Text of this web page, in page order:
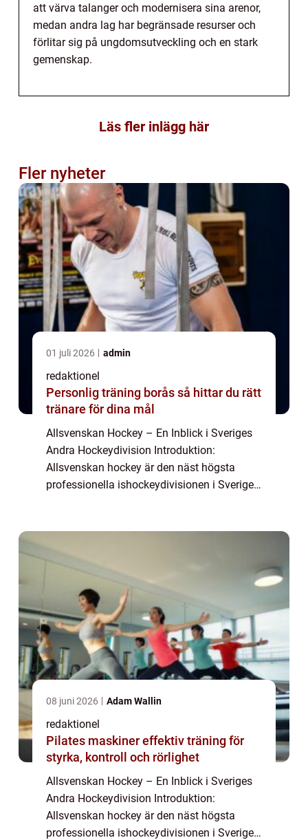
att värva talanger och modernisera sina arenor,
medan andra lag har begränsade resurser och
förlitar sig på ungdomsutveckling och en stark
gemenskap.
Läs fler inlägg här
Fler nyheter
01 juli 2026 admin
redaktionel
Personlig träning borås så hittar du rätt
tränare för dina mål
Allsvenskan Hockey – En Inblick i Sveriges
Andra Hockeydivision Introduktion:
Allsvenskan hockey är den näst högsta
professionella ishockeydivisionen i Sverige,
08 juni 2026 Adam Wallin
redaktionel
Pilates maskiner effektiv träning för
styrka, kontroll och rörlighet
Allsvenskan Hockey – En Inblick i Sveriges
Andra Hockeydivision Introduktion:
Allsvenskan hockey är den näst högsta
professionella ishockeydivisionen i Sverige,